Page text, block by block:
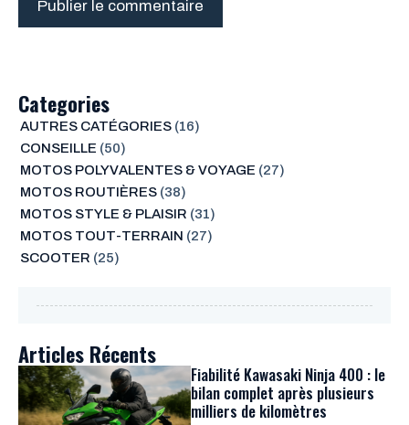
Categories
AUTRES CATÉGORIES(16)
CONSEILLE (50)
MOTOS POLYVALENTES & VOYAGE (27)
MOTOS ROUTIÈRES(38)
MOTOS STYLE & PLAISIR (31)
MOTOS TOUT-TERRAIN (27)
SCOOTER (25)
Articles Récents
Fiabilité Kawasaki Ninja 400 : le
bilan complet après plusieurs
milliers de kilomètres